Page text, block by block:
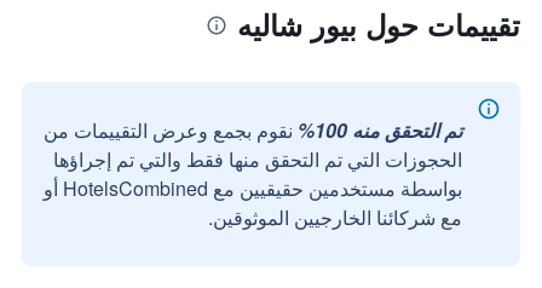
تقييمات حول بيور شاليه
تم التحقق منه 100%
نقوم بجمع وعرض التقييمات من
الحجوزات التي تم التحقق منها فقط والتي تم إجراؤها
بواسطة مستخدمين حقيقيين مع HotelsCombined أو
مع شركائنا الخارجيين الموثوقين.